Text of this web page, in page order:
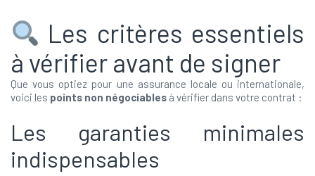
Les critères essentiels
à vérifier avant de signer
Que vous optiez pour une assurance locale ou internationale,
voici les points non négociables à vérifier dans votre contrat :
Les garanties minimales
indispensables